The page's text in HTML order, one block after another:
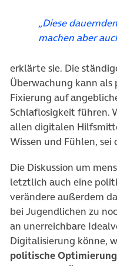
„Diese
machen aber
erklärte sie. Die
Überwachung kann
Fixierung auf
Schlaflosigkeit führen.
allen digitalen
Wissen und Fühlen, sei
Die Diskussion um
letztlich auch eine
verändere außerdem
bei Jugendlichen zu
an unerreichbare
Digitalisierung könne,
politische